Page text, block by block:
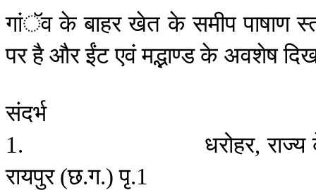
गांॅव के बाहर खेत के समीप पाषाण
परहैऔरईंटएवंमद्भाण्डके अवशेष
संदर्भ
1. धरोहर,राज्य
रायपुर(छ.ग.)पृ.1